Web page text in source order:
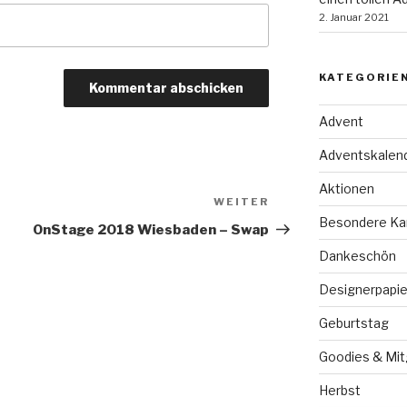
Nächster
Beitrag
WEITER
OnStage 2018 Wiesbaden – Swap
2. Januar 2021
KATEGORIEN
Advent
Aktionen
Besondere
Dankeschön
Geburtstag
Goodies &
Herbst